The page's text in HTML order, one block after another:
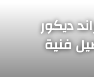
ديكور
فنية